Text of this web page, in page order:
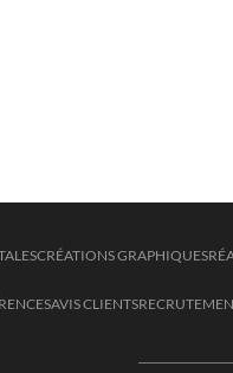
CRÉATIONS GRAPHIQUES
AVIS CLIENTS